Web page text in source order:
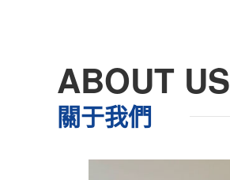
ABOUT US
關于我們